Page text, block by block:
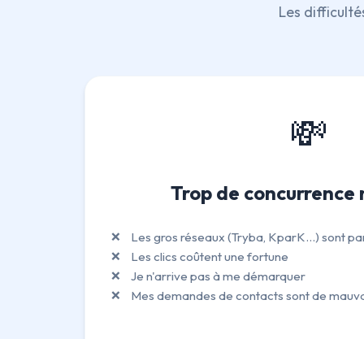
Les
💸
Trop de
Les gros réseaux (Tryba, KparK...) sont
Les clics coûtent une fortune
Je n'arrive pas à me démarquer
Mes demandes de contacts sont de